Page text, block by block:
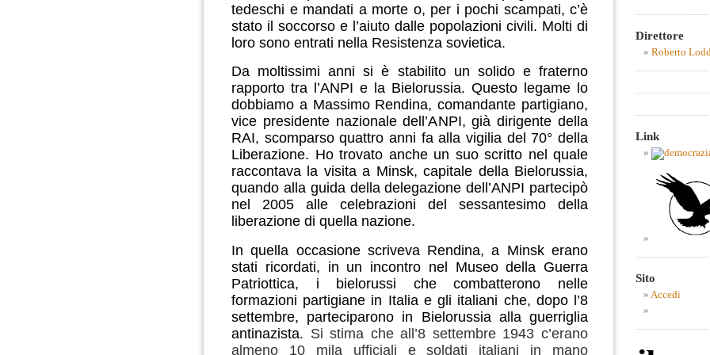
tedeschi e mandati a morte o, per i pochi scampati, c’è
stato il soccorso e l’aiuto dalle popolazioni civili. Molti di
loro sono entrati nella Resistenza sovietica.
Da moltissimi anni si è stabilito un solido e fraterno
rapporto tra l’ANPI e la Bielorussia. Questo legame lo
dobbiamo a Massimo Rendina, comandante partigiano,
vice presidente nazionale dell’ANPI, già dirigente della
RAI, scomparso quattro anni fa alla vigilia del 70° della
Liberazione. Ho trovato anche un suo scritto nel quale
raccontava la visita a Minsk, capitale della Bielorussia,
quando alla guida della delegazione dell’ANPI partecipò
nel 2005 alle celebrazioni del sessantesimo della
liberazione di quella nazione.
In quella occasione scriveva Rendina, a Minsk erano
stati ricordati, in un incontro nel Museo della Guerra
Patriottica, i bielorussi che combatterono nelle
formazioni partigiane in Italia e gli italiani che, dopo l’8
settembre, parteciparono in Bielorussia alla guerriglia
antinazista. Si stima che all’8 settembre 1943 c’erano
almeno 10 mila ufficiali e soldati italiani in mano
Direttore
Roberto
Link
Sito
Accedi